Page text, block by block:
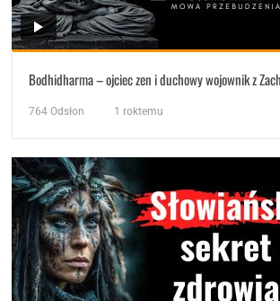
Bodhidharma – ojciec zen i duchowy wojownik z
764 Odsłon 1 roktemu